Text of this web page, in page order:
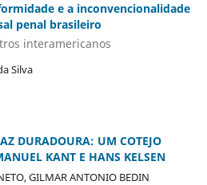
e a inconvencionalidade
penal brasileiro
interamericanos
Silva
DURADOURA: UM COTEJO
KANT E HANS KELSEN
GILMAR ANTONIO BEDIN